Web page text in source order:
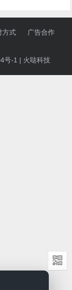
方式
广告合作
号-1 | 火哒科技